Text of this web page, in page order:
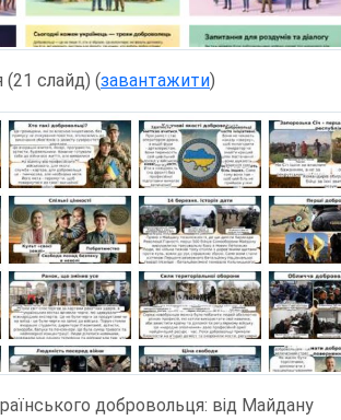
(21 слайд) (завантажити)
добровольця: від Майдану